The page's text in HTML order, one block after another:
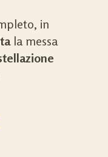
in
la messa